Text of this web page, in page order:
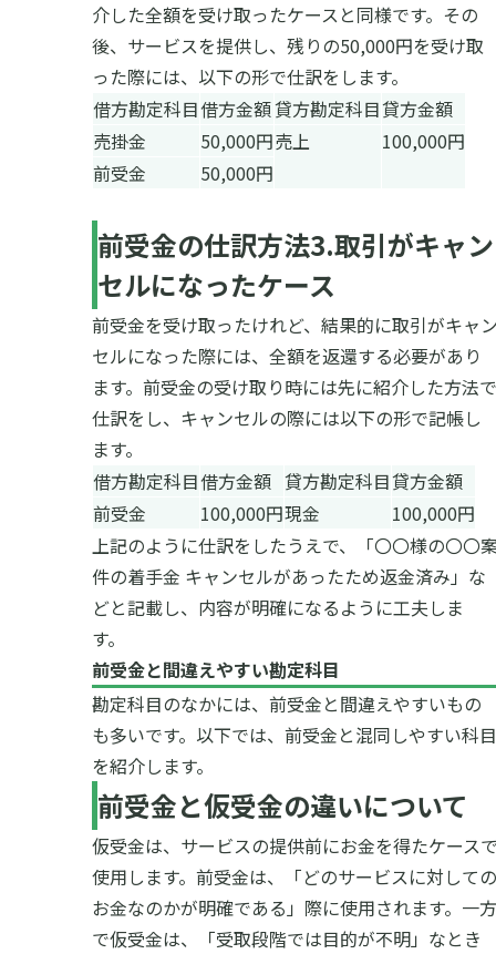
介した全額を受け取ったケースと同様です。その
後、サービスを提供し、残りの50,000円を受け取
った際には、以下の形で仕訳をします。
借方勘定科目借方金額貸方勘定科目貸方金額
売掛金
50,000円売上
100,000円
前受金
50,000円
前受金の仕訳方法3.取引がキャン
セルになったケース
前受金を受け取ったけれど、結果的に取引がキャ
セルになった際には、全額を返還する必要があり
ます。前受金の受け取り時には先に紹介した方法で
仕訳をし、キャンセルの際には以下の形で記帳し
ます。
借方勘定科目借方金額 貸方勘定科目貸方金額
前受金
100,000円現金
100,000円
上記のように仕訳をしたうえで、「〇〇様の〇〇
件の着手金 キャンセルがあったため返金済み」な
どと記載し、内容が明確になるように工夫しま
す。
前受金と間違えやすい勘定科目
勘定科目のなかには、前受金と間違えやすいもの
も多いです。以下では、前受金と混同しやすい科目
を紹介します。
前受金と仮受金の違いについて
仮受金は、サービスの提供前にお金を得たケース
使用します。前受金は、「どのサービスに対しての
お金なのかが明確である」際に使用されます。一方
で仮受金は、「受取段階では目的が不明」なとき